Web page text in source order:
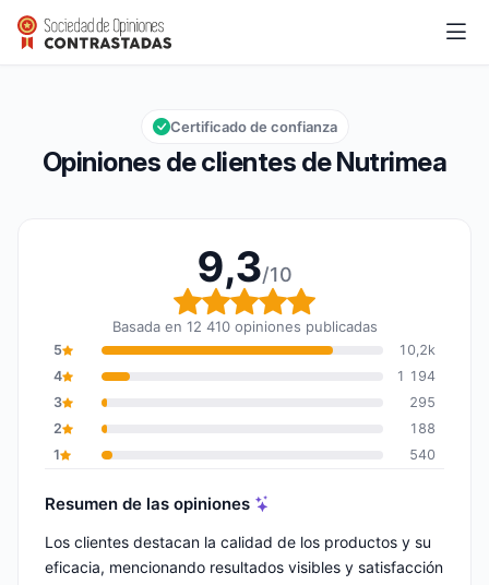
Nutrimea
Calificación global: 9,3 de 10
9,3/10
Opiniones de clientes de Nutrimea
Certificado de confianza
9,3/10
Calificación global: 9,3
Basada en 12 410 opiniones publicadas
5
10,2k
4
1 194
3
295
2
188
1
540
Resumen de las opiniones
Los clientes destacan la calidad de los productos y su
eficacia, mencionando resultados visibles y satisfacción